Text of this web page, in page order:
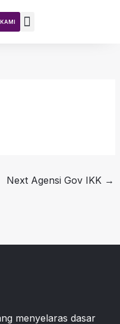
Next Agensi Gov IKK →
menyelaras dasar